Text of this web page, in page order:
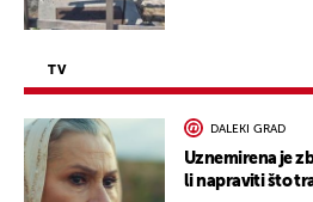
TV
DALEKI GRAD
Uznemirena je
li napraviti što